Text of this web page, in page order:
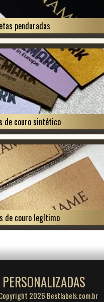
penduradas
de couro sintético
de couro legítimo
2026 Bestlabels.com.br